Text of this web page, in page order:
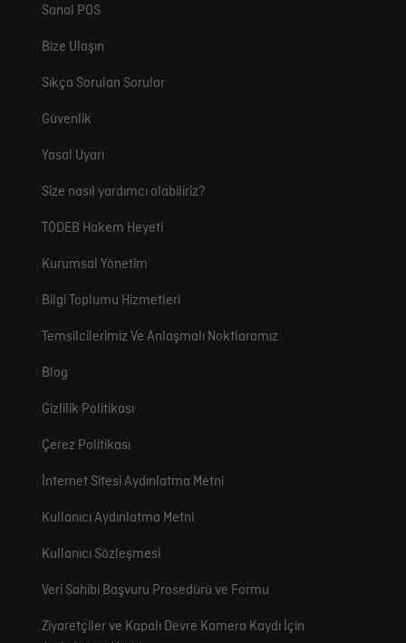
Sanal POS
Bize Ulaşın
Sıkça Sorulan Sorular
Güvenlik
Yasal Uyarı
Size nasıl yardımcı olabiliriz?
TÖDEB Hakem Heyeti
Kurumsal Yönetim
Bilgi Toplumu Hizmetleri
Temsilcilerimiz Ve Anlaşmalı Noktlaramız
Blog
Gizlilik Politikası
Çerez Politikası
İnternet Sitesi Aydınlatma Metni
Kullanıcı Aydınlatma Metni
Kullanıcı Sözleşmesi
Veri Sahibi Başvuru Prosedürü ve Formu
Ziyaretçiler ve Kapalı Devre Kamera Kaydı İçin